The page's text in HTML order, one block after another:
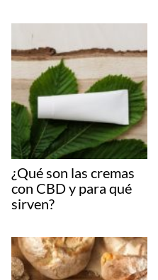
¿Qué son las cremas
con CBD y para qué
sirven?